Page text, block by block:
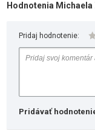
Hodnotenia Michaela
Pridaj hodnotenie:
Pridávať